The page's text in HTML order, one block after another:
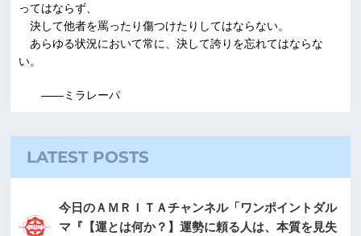
ってはならず、
決して他者を罵ったり傷つけたりしてはならない。
あらゆる状況において常に、決して誇りを忘れてはならな
い。
――ミラレーパ
LATEST POSTS
今日のＡＭＲＩＴＡチャンネル「ワンポイントダル
マ『【運とは何か？】運勢に頼る人は、本質を見失